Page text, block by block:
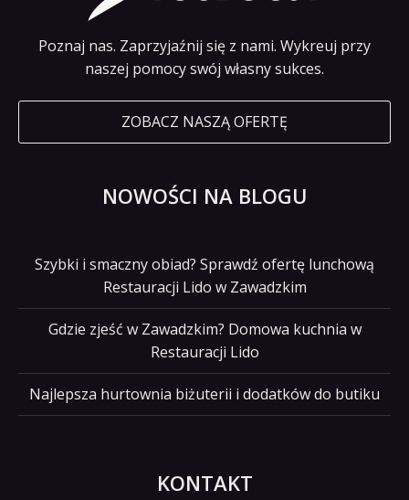
Poznaj nas. Zaprzyjaźnij się z nami. Wykreuj przy
naszej pomocy swój własny sukces.
ZOBACZ NASZĄ OFERTĘ
NOWOŚCI NA BLOGU
Szybki i smaczny obiad? Sprawdź ofertę lunchową
Restauracji Lido w Zawadzkim
Gdzie zjeść w Zawadzkim? Domowa kuchnia w
Restauracji Lido
Najlepsza hurtownia biżuterii i dodatków do butiku
KONTAKT